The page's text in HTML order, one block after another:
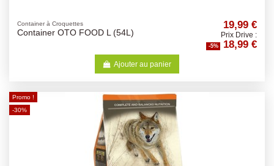
Container à Croquettes
Container OTO FOOD L (54L)
19,99 €
Prix Drive :
-5% 18,99 €
Ajouter au panier
Promo !
-30%